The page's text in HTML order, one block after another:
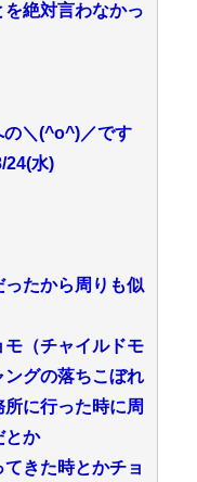
絶対言わなかっ
の＼(^o^)／です
24(水)
たから周りも似
（チャイルドモ
ングの落ちこぼれ
に行った時に周
とか
きた時とかチョ